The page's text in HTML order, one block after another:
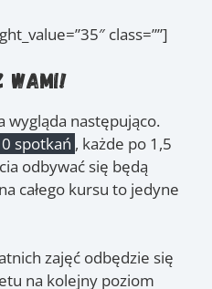
class=””]
wygląda następująco.
spotkań , każde po 1,5
odbywać się będą
całego kursu to jedyne
zajęć odbędzie się
na kolejny poziom